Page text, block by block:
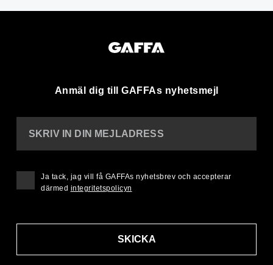
Anmäl dig till GAFFAs nyhetsmejl
SKRIV IN DIN MEJLADRESS
SKICKA
Ja tack, jag vill få GAFFAs nyhetsbrev och accepterar
därmed integritetspolicyn